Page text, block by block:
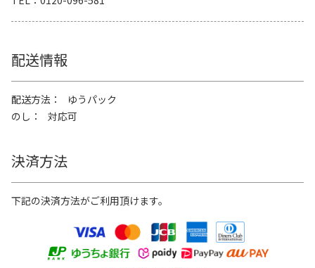
配送情報
配送方法
ゆうパック
のし
対応可
決済方法
下記の決済方法がご利用頂けます。